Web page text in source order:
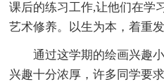
课后的练习工作,让他们在学
艺术修养。以生为本，着重
通过这学期的绘画兴趣
兴趣十分浓厚，许多同学要